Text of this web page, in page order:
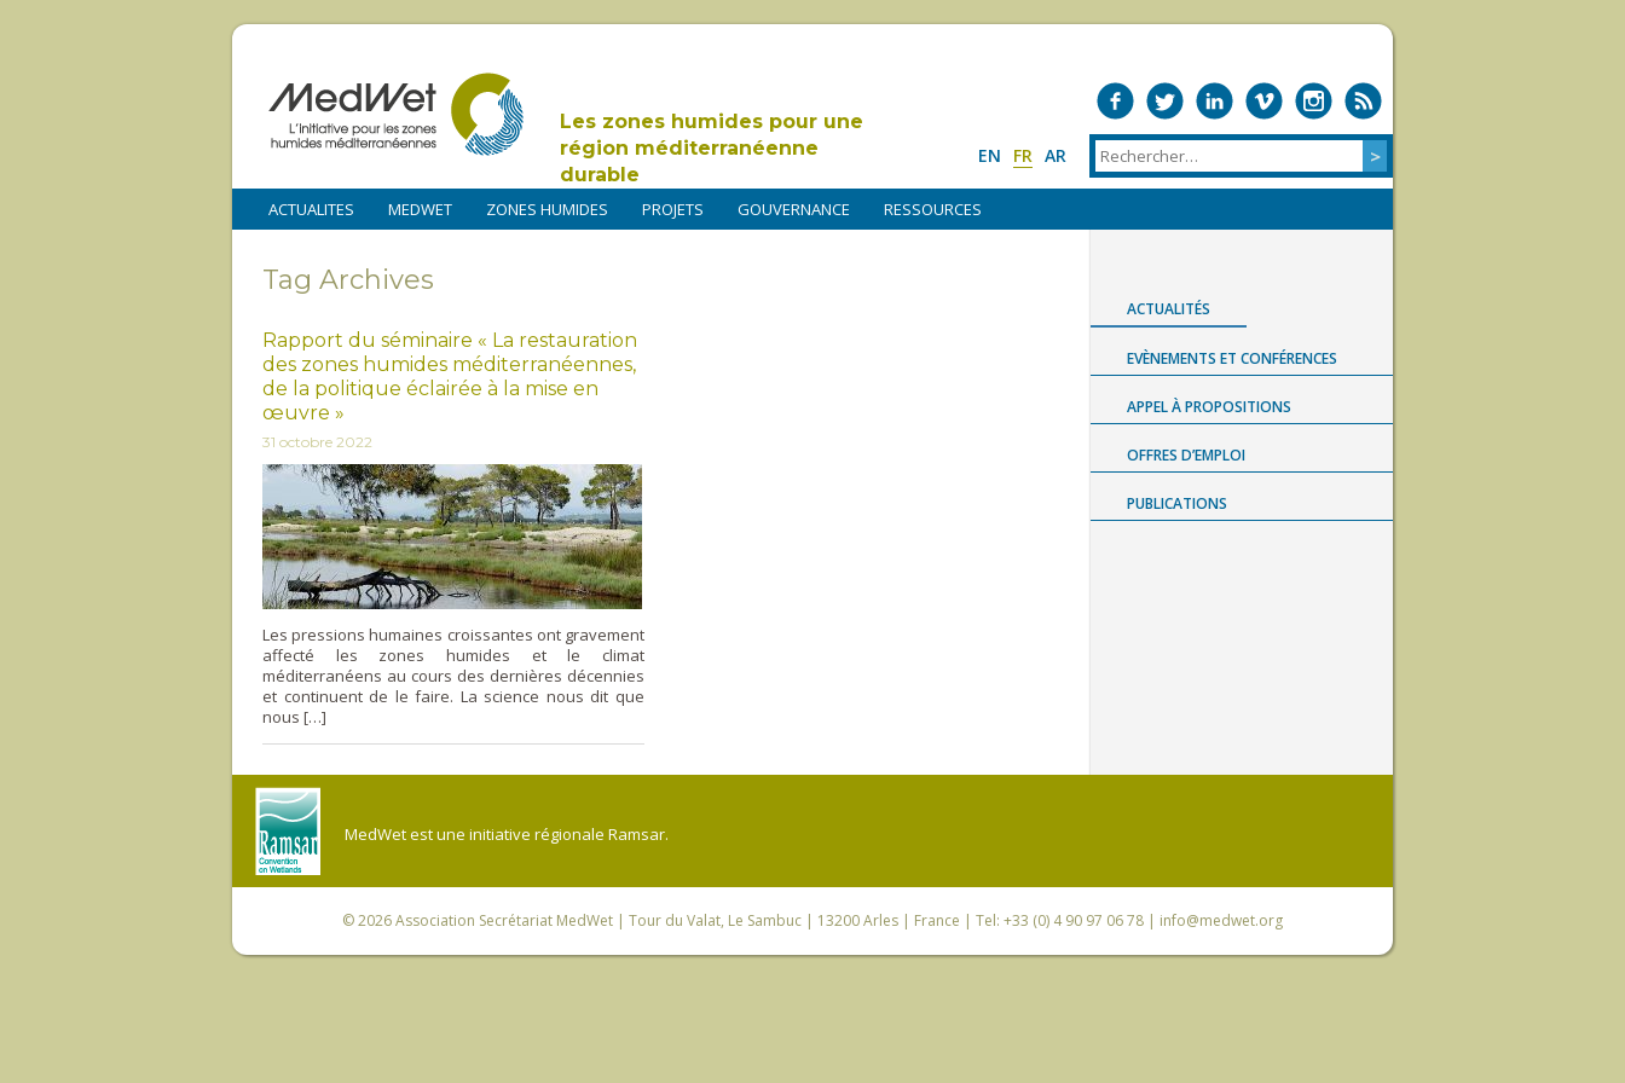
Les zones humides pour une
région méditerranéenne
durable
EN FR AR
ACTUALITES MEDWET ZONES HUMIDES PROJETS GOUVERNANCE RESSOURCES
Tag Archives
Rapport du séminaire « La restauration
des zones humides méditerranéennes,
de la politique éclairée à la mise en
œuvre »
31 octobre 2022
Les pressions humaines croissantes ont gravement
affecté les zones humides et le climat
méditerranéens au cours des dernières décennies
et continuent de le faire. La science nous dit que
nous […]
ACTUALITÉS
EVÈNEMENTS ET CONFÉRENCES
APPEL À PROPOSITIONS
OFFRES D’EMPLOI
PUBLICATIONS
MedWet est une initiative régionale Ramsar.
© 2026Association Secrétariat MedWet | Tour du Valat, Le Sambuc | 13200 Arles | France | Tel: +33 (0) 4 90 97 06 78 | info@medwet.org